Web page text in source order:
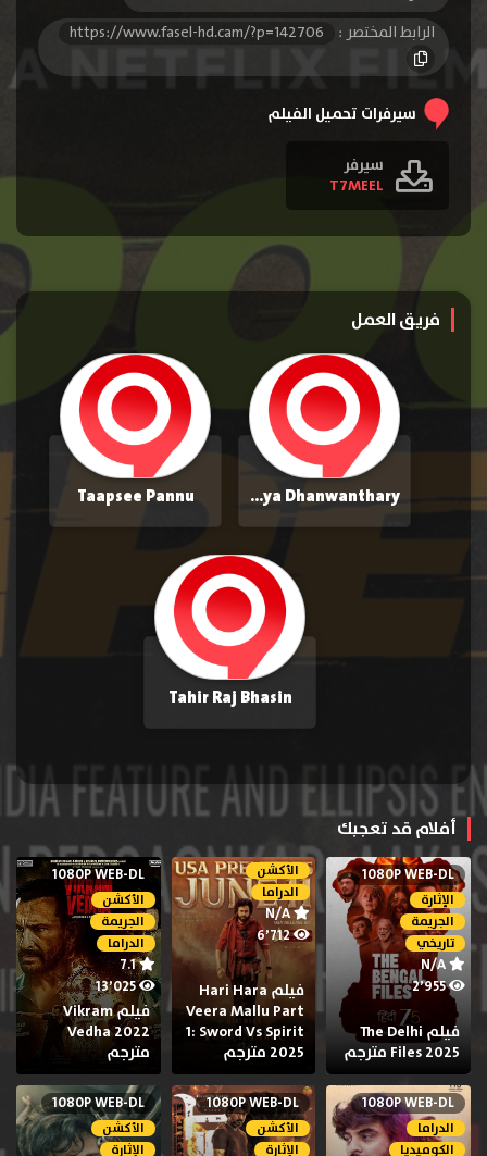
الرابط المختصر :
https://www.fasel-hd.cam/?p=142706
سيرفرات تحميل الفيلم
سيرفر
T7MEEL
فريق العمل
Shreya Dhanwanthary
Taapsee Pannu
Tahir Raj Bhasin
أفلام قد تعجبك
1080P WEB-DL
الإثارة
الجريمة
تاريخي
2٬955
فيلم The Delhi
Files 2025 مترجم
الأكشن
الدراما
N/A
6٬712
فيلم Hari Hara
Veera Mallu Part
1: Sword Vs Spirit
2025 مترجم
1080P WEB-DL
الأكشن
الجريمة
الدراما
7.1
13٬025
فيلم Vikram
Vedha 2022
مترجم
1080P WEB-DL
الدراما
الكوميديا
1080P WEB-DL
الأكشن
الإثارة
1080P WEB-DL
الأكشن
الإثارة